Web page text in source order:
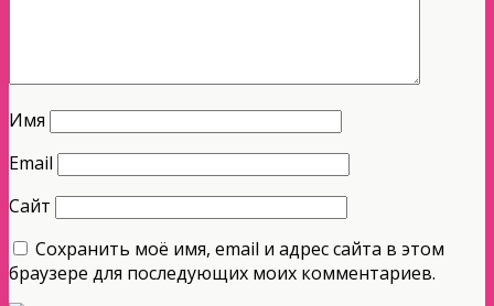
Имя
Email
Сайт
Сохранить моё имя, email и адрес сайта в этом
браузере для последующих моих комментариев.